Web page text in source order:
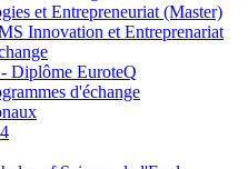
et Entrepreneuriat (Master)
Innovation et Entreprenariat
Diplôme EuroteQ
d'échange